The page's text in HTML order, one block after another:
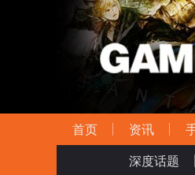
首页 资讯
深度话题